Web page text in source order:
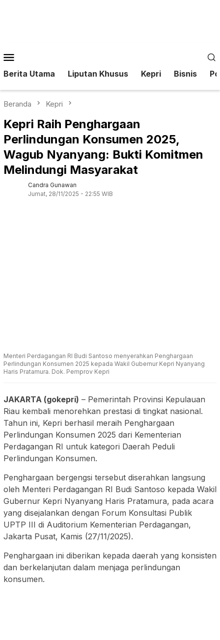
Mobile
Berita Utama Liputan Khusus Kepri Bisnis
Beranda Kepri
Kepri Raih Penghargaan
Perlindungan Konsumen 2025,
Wagub Nyanyang: Bukti Komitmen
Melindungi Masyarakat
Candra Gunawan
Jumat, 28/11/2025 - 22:55 WIB
Menteri Perdagangan RI Budi Santoso menyerahkan Penghargaan
Perlindungan Konsumen 2025 kepada Wakil Gubernur Kepri Nyanyang
Haris Pratamura. Dok. Pemprov Kepri
JAKARTA (gokepri) – Pemerintah Provinsi Kepulauan
Riau kembali menorehkan prestasi di tingkat nasional.
Tahun ini, Kepri berhasil meraih Penghargaan
Perlindungan Konsumen 2025 dari Kementerian
Perdagangan RI untuk kategori Daerah Peduli
Perlindungan Konsumen.
Penghargaan bergengsi tersebut diserahkan langsung
oleh Menteri Perdagangan RI Budi Santoso kepada Wakil
Gubernur Kepri Nyanyang Haris Pratamura, pada acara
yang disejalankan dengan Forum Konsultasi Publik
UPTP III di Auditorium Kementerian Perdagangan,
Jakarta Pusat, Kamis (27/11/2025).
Penghargaan ini diberikan kepada daerah yang konsisten
dan berkelanjutan dalam menjaga perlindungan
konsumen.